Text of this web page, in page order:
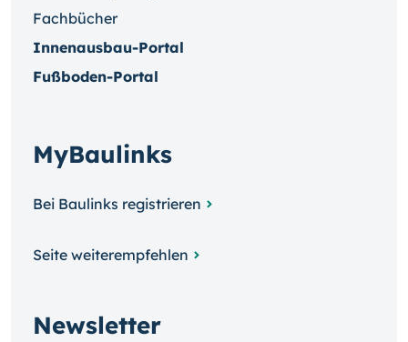
Fachbücher
Innenausbau-Portal
Fußboden-Portal
MyBaulinks
Bei Baulinks registrieren
Seite weiterempfehlen
Newsletter